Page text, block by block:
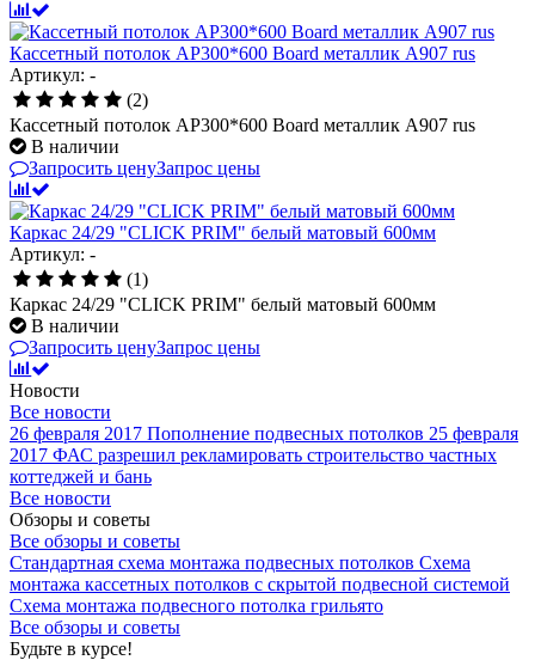
Кассетный потолок AP300*600 Board металлик А907 rus
Артикул: -
(2)
Кассетный потолок AP300*600 Board металлик А907 rus
В наличии
Запросить ценуЗапрос цены
Каркас 24/29 "CLICK PRIM" белый матовый 600мм
Артикул: -
(1)
Каркас 24/29 "CLICK PRIM" белый матовый 600мм
В наличии
Запросить ценуЗапрос цены
Новости
Все новости
26 февраля 2017 Пополнение подвесных потолков 25 февраля
2017 ФАС разрешил рекламировать строительство частных
коттеджей и бань
Все новости
Обзоры и советы
Все обзоры и советы
Стандартная схема монтажа подвесных потолков Схема
монтажа кассетных потолков с скрытой подвесной системой
Схема монтажа подвесного потолка грильято
Все обзоры и советы
Будьте в курсе!